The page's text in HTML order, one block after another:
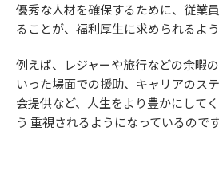
優秀な人材を確保するために、従業
ることが、福利厚生に求められるよう
例えば、レジャーや旅行などの余暇
いった場面での援助、キャリアのス
会提供など、人生をより豊かにして
う 重視されるようになっているのです